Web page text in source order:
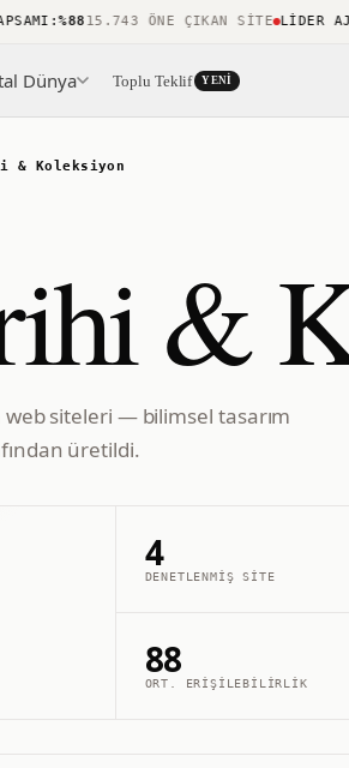
:%8815.743 ÖNE ÇIKAN SITE LIDER AJANS
Dünya Toplu Teklif YENI
& Koleksiyon
&
siteleri — bilimsel tasarım
üretildi.
4
DENETLENMIŞ SITE
88
ORT. ERIŞILEBILIRLIK